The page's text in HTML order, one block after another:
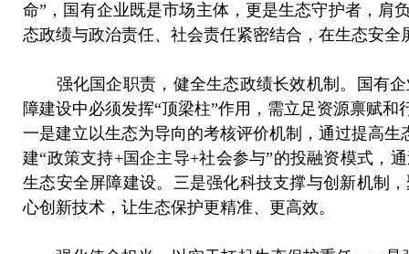
命”，国有企业既是市场主体，更是生态守护者，肩
态政绩与政治责任、社会责任紧密结合，在生态安全
强化国企职责，健全生态政绩长效机制。国有
障建设中必须发挥“顶梁柱”作用，需立足资源禀赋
一是建立以生态为导向的考核评价机制，通过提高
建“政策支持+国企主导+社会参与”的投融资模式，
生态安全屏障建设。三是强化科技支撑与创新机制
心创新技术，让生态保护更精准、更高效。